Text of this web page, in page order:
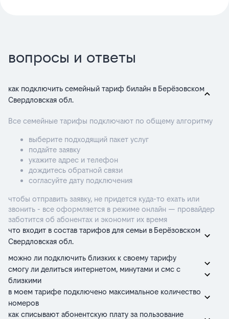
вопросы и ответы
как подключить семейный тариф билайн в Берёзовском
Свердловская обл.
Все семейные тарифы подключают по общему алгоритму
выберите подходящий пакет услуг
подайте заявку
укажите адрес и телефон
дождитесь обратной связи
согласуйте дату подключения
чтобы отправить заявку, не придется куда-то ехать или
звонить - все оформляется в режиме онлайн — провайдер
заботится об абонентах и экономит их время
что входит в состав тарифов для семьи в Берёзовском
Свердловская обл.
можно ли подключить близких к своему тарифу
смогу ли делиться интернетом, минутами и смс с
близкими
в моем тарифе подключено максимальное количество
номеров
как списывают абонентскую плату за пользование